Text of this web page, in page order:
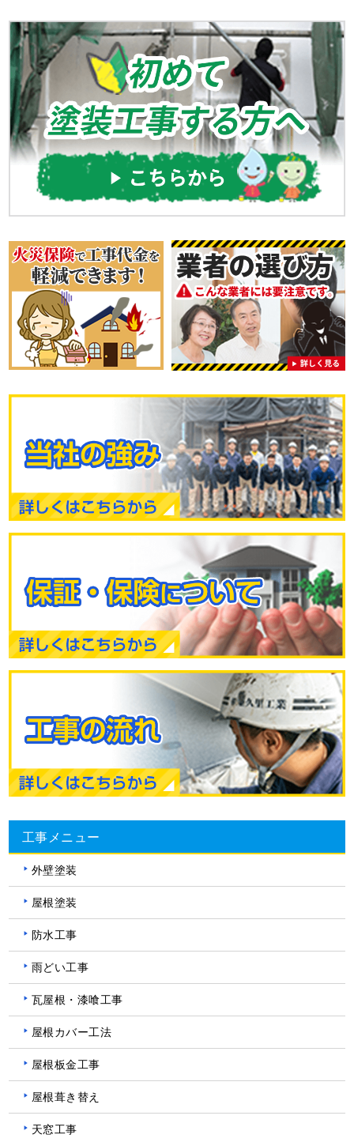
工事メニュー
外壁塗装
屋根塗装
防水工事
雨どい工事
瓦屋根・漆喰工事
屋根カバー工法
屋根板金工事
屋根葺き替え
天窓工事